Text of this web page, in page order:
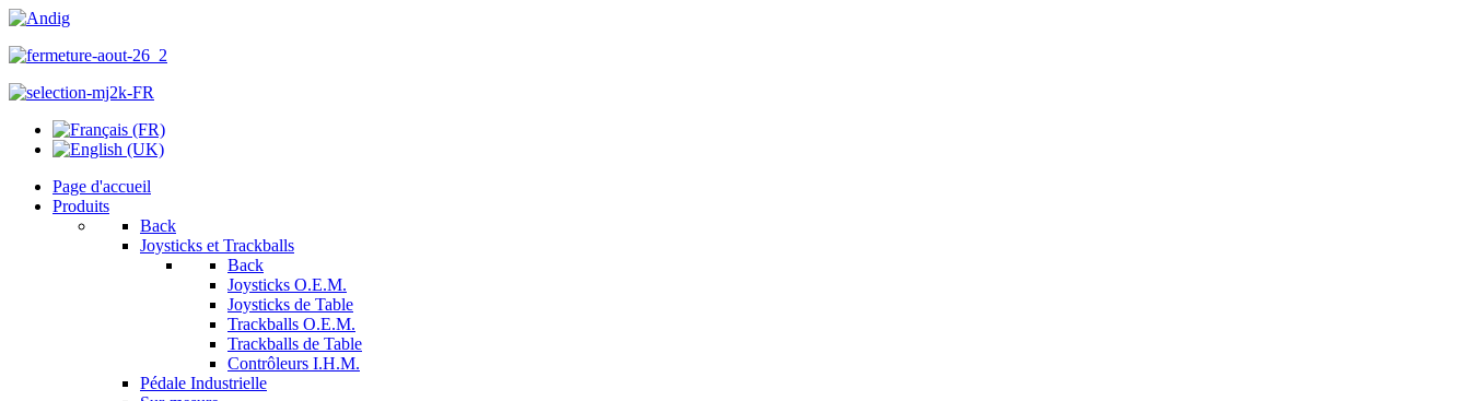
Page d'accueil
Produits
Back
Joysticks et Trackballs
Back
Joysticks O.E.M.
Joysticks de Table
Trackballs O.E.M.
Trackballs de Table
Contrôleurs I.H.M.
Pédale Industrielle